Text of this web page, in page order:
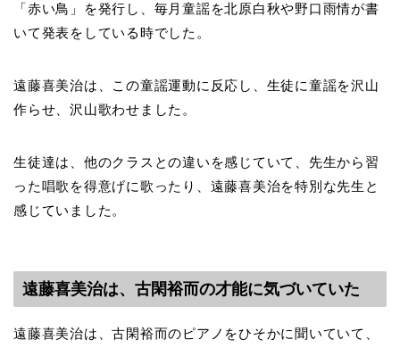
「赤い鳥」を発行し、毎月童謡を北原白秋や野口雨情が書
いて発表をしている時でした。
遠藤喜美治は、この童謡運動に反応し、生徒に童謡を沢山
作らせ、沢山歌わせました。
生徒達は、他のクラスとの違いを感じていて、先生から習
った唱歌を得意げに歌ったり、遠藤喜美治を特別な先生と
感じていました。
遠藤喜美治は、古閑裕而の才能に気づいていた
遠藤喜美治は、古閑裕而のピアノをひそかに聞いていて、